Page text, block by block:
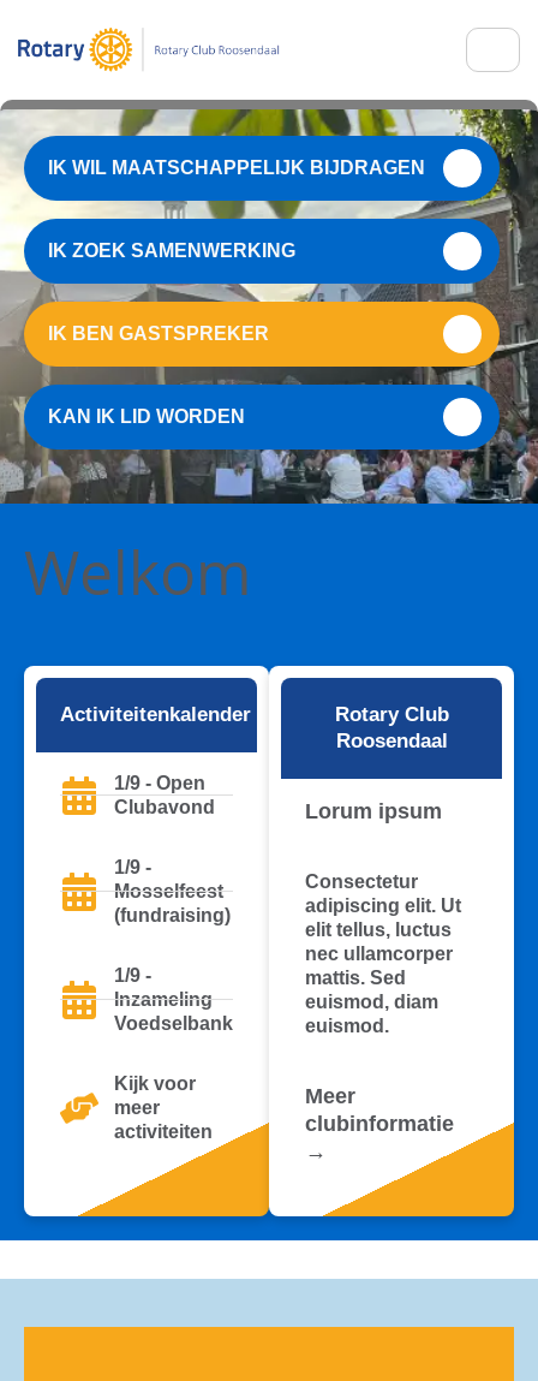
IK WIL MAATSCHAPPELIJK BIJDRAGEN
IK ZOEK SAMENWERKING
IK BEN GASTSPREKER
KAN IK LID WORDEN
Welkom
Activiteitenkalender
1/9 - Open
Clubavond
1/9 -
Mosselfeest
(fundraising)
1/9 -
Inzameling
Voedselbank
Kijk voor
meer
activiteiten
Rotary Club
Roosendaal
Lorum ipsum
Consectetur
adipiscing elit. Ut
elit tellus, luctus
nec ullamcorper
mattis. Sed
euismod, diam
euismod.
Meer
clubinformatie
→